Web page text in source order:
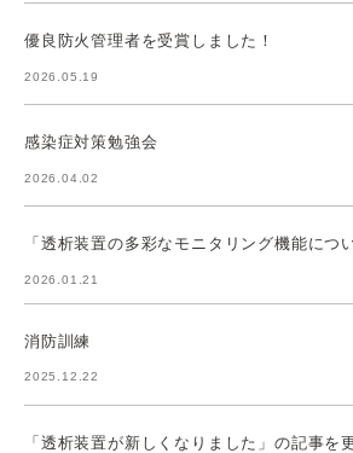
優良防火管理者を受賞しました！
2026.05.19
感染症対策勉強会
2026.04.02
「透析装置の多彩なモニタリング機能につ
2026.01.21
消防訓練
2025.12.22
「透析装置が新しくなりました」の記事を